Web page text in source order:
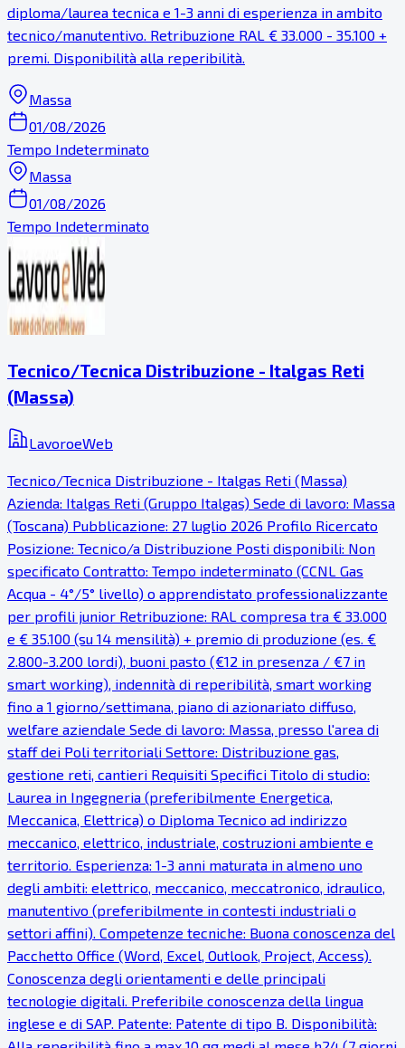
diploma/laurea tecnica e 1-3 anni di esperienza in ambito
tecnico/manutentivo. Retribuzione RAL € 33.000 - 35.100 +
premi. Disponibilità alla reperibilità.
Massa
01/08/2026
Tempo Indeterminato
Massa
01/08/2026
Tempo Indeterminato
Tecnico/Tecnica Distribuzione - Italgas Reti
(Massa)
LavoroeWeb
Tecnico/Tecnica Distribuzione - Italgas Reti (Massa)
Azienda: Italgas Reti (Gruppo Italgas) Sede di lavoro: Massa
(Toscana) Pubblicazione: 27 luglio 2026 Profilo Ricercato
Posizione: Tecnico/a Distribuzione Posti disponibili: Non
specificato Contratto: Tempo indeterminato (CCNL Gas
Acqua - 4°/5° livello) o apprendistato professionalizzante
per profili junior Retribuzione: RAL compresa tra € 33.000
e € 35.100 (su 14 mensilità) + premio di produzione (es. €
2.800-3.200 lordi), buoni pasto (€12 in presenza / €7 in
smart working), indennità di reperibilità, smart working
fino a 1 giorno/settimana, piano di azionariato diffuso,
welfare aziendale Sede di lavoro: Massa, presso l'area di
staff dei Poli territoriali Settore: Distribuzione gas,
gestione reti, cantieri Requisiti Specifici Titolo di studio:
Laurea in Ingegneria (preferibilmente Energetica,
Meccanica, Elettrica) o Diploma Tecnico ad indirizzo
meccanico, elettrico, industriale, costruzioni ambiente e
territorio. Esperienza: 1-3 anni maturata in almeno uno
degli ambiti: elettrico, meccanico, meccatronico, idraulico,
manutentivo (preferibilmente in contesti industriali o
settori affini). Competenze tecniche: Buona conoscenza del
Pacchetto Office (Word, Excel, Outlook, Project, Access).
Conoscenza degli orientamenti e delle principali
tecnologie digitali. Preferibile conoscenza della lingua
inglese e di SAP. Patente: Patente di tipo B. Disponibilità: